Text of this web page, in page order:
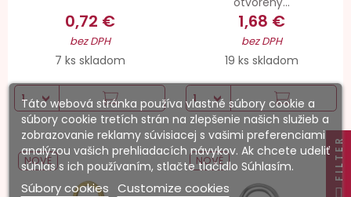
0,72 €
bez DPH
7 ks skladom
1,68 €
bez DPH
19 ks skladom
NOVÉ NOVÉ
Táto webová stránka používa vlastné súbory cookie a
súbory cookie tretích strán na zlepšenie našich služieb a
zobrazovanie reklamy súvisiacej s vašimi preferenciami
analýzou vašich prehliadacích návykov. Ak chcete udeliť
súhlas s ich používaním, stlačte tlačidlo Súhlasím.
Súbory cookies Customize cookies
FILTER